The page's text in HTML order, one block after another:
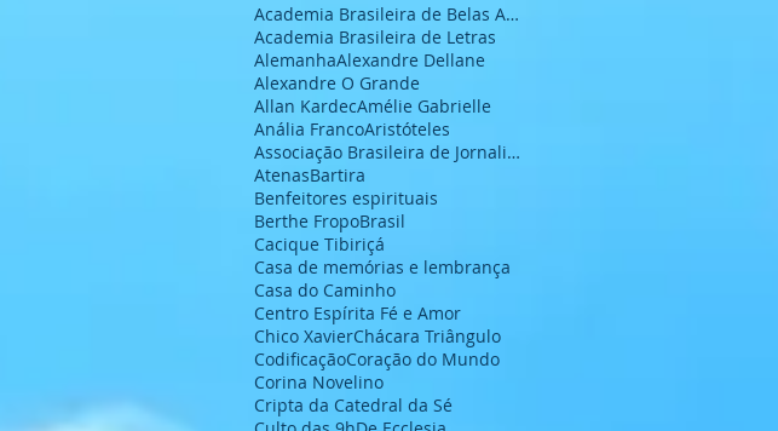
Academia Brasileira de Belas Artes
Academia Brasileira de Letras
AlemanhaAlexandre Dellane
Alexandre O Grande
Allan KardecAmélie Gabrielle
Anália FrancoAristóteles
Associação Brasileira de Jornalistas e Escritores
AtenasBartira
Benfeitores espirituais
Berthe FropoBrasil
Cacique Tibiriçá
Casa de memórias e lembrança
Casa do Caminho
Centro Espírita Fé e Amor
Chico XavierChácara Triângulo
CodificaçãoCoração do Mundo
Corina Novelino
Cripta da Catedral da Sé